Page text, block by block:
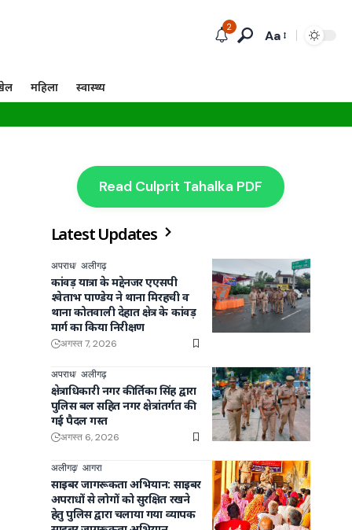
2
Aa
महिला स्वास्थ्य
Read Culprit Tahalka PDF
Latest Updates
अपराध अलीगढ़
कांवड़ यात्रा के मद्देनजर एएसपी
श्वेताभ पाण्डेय ने थाना मिरहची व
थाना कोतवाली देहात क्षेत्र के कांवड़
मार्ग का किया निरीक्षण
अगस्त 7, 2026
अपराध अलीगढ़
क्षेत्राधिकारी नगर कीर्तिका सिंह द्वारा
पुलिस बल सहित नगर क्षेत्रांतर्गत की
गई पैदल गस्त
अगस्त 6, 2026
अलीगढ़ आगरा
साइबर जागरूकता अभियान: साइबर
अपराधों से लोगों को सुरक्षित रखने
हेतु पुलिस द्वारा चलाया गया व्यापक